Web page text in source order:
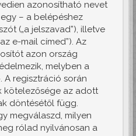
azonosítható nevet
egy – a belépéshez
(„a jelszavad”), illetve
e-mail címed”). Az
azon ország
melyben a
A regisztráció során
az adott
döntésétől függ.
megválaszd, milyen
rólad nyilvánosan a